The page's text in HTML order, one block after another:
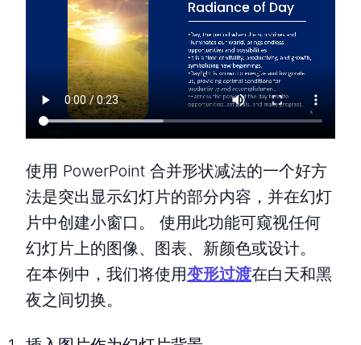
使用 PowerPoint 合并形状减法的一个好方
法是突出显示幻灯片的部分内容，并在幻灯
片中创建小窗口。 使用此功能可窥视任何
幻灯片上的图像、图表、新颜色或设计。
在本例中，我们将使用变形过渡在白天和黑
夜之间切换。